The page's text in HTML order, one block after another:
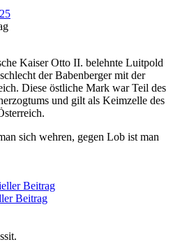
Kaiser Otto II. belehnte Luitpold
der Babenberger mit der
Diese östliche Mark war Teil des
und gilt als Keimzelle des
sich wehren, gegen Lob ist man
Beitrag
Beitrag